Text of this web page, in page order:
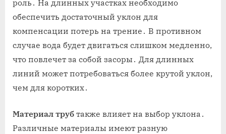
роль․ На длинных участках необходимо
обеспечить достаточный уклон для
компенсации потерь на трение․ В противном
случае вода будет двигаться слишком медленно,
что повлечет за собой засоры․ Для длинных
линий может потребоваться более крутой уклон,
чем для коротких․
Материал труб также влияет на выбор уклона․
Различные материалы имеют разную